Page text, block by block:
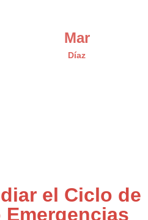
Mar
Díaz
el Ciclo de
Emergencias